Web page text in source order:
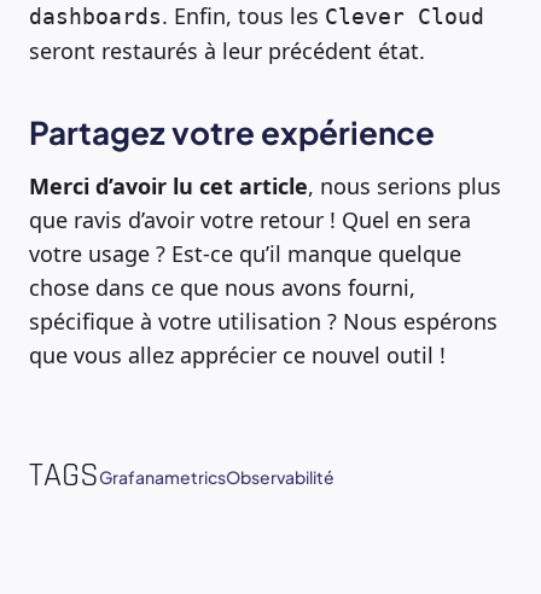
dashboards. Enfin, tous les Clever Cloud
seront restaurés à leur précédent état.
Partagez votre expérience
Merci d’avoir lu cet article, nous serions plus
que ravis d’avoir votre retour ! Quel en sera
votre usage ? Est-ce qu’il manque quelque
chose dans ce que nous avons fourni,
spécifique à votre utilisation ? Nous espérons
que vous allez apprécier ce nouvel outil !
TAGSGrafanametricsObservabilité